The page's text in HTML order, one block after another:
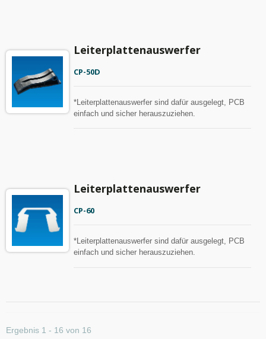
Leiterplattenauswerfer
CP-50D
*Leiterplattenauswerfer sind dafür ausgelegt, PCB
einfach und sicher herauszuziehen.
Leiterplattenauswerfer
CP-60
*Leiterplattenauswerfer sind dafür ausgelegt, PCB
einfach und sicher herauszuziehen.
Ergebnis 1 - 16 von 16